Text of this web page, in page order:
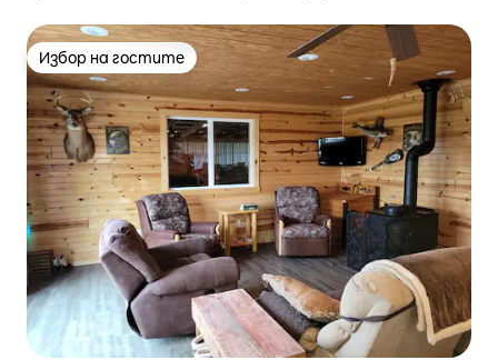
Избор на гостите
Избор на гостите